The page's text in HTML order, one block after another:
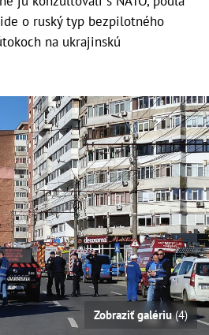
o ruský typ bezpilotného
na ukrajinskú
Zobraziť galériu(4)